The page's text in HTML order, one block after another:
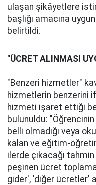
ulaşan şikâyetlere
başlığı amacına
belirtildi.
"ÜCRET ALINMASI
"Benzeri hizmetler"
hizmetlerin benzerini
hizmeti işaret ettiği
bulunuldu:
belli olmadığı veya
kalan ve eğitim-
ilerde çıkacağı
peşinen ücret
gider', 'diğer ücretler'